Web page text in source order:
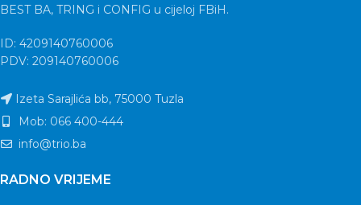
BEST BA, TRING i CONFIG u cijeloj FBiH.
ID: 4209140760006
PDV: 209140760006
Izeta Sarajlića bb, 75000 Tuzla
Mob: 066 400-444
info@trio.ba
RADNO VRIJEME